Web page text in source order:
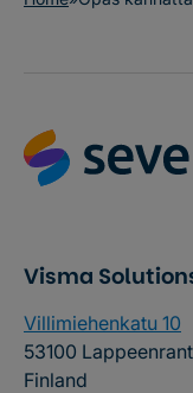
Visma
Villimiehenkatu 10
53100
Finland